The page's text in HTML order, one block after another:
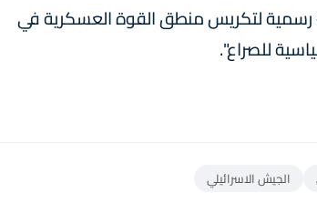
رسمية لتكريس منطق القوة العسكرية في
للصراع".
الجيش الاسرائيلي